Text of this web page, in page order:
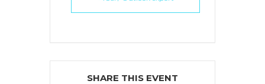
SHARE THIS EVENT